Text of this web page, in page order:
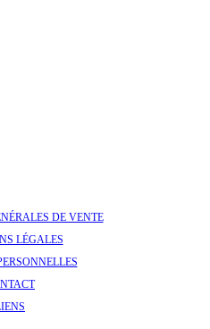
DE VENTE
LÉGALES